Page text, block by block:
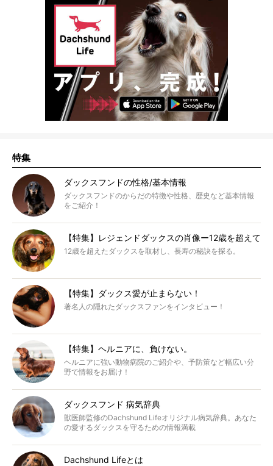
特集
ダックスフンドの性格/基本情報
ダックスフンドのからだの特徴や性格、歴史など基本情報
をご紹介！
【特集】レジェンドダックスの肖像ー12歳を超えて
12歳を超えたダックスを取材し、長寿の秘訣を探る。
【特集】ダックス愛が止まらない！
著名人の隠れたダックスファンをインタビュー！
【特集】ヘルニアに、負けない。
ヘルニアに強い動物病院のご紹介や、予防策など幅広い分
野で情報をお届け！
ダックスフンド 病気辞典
獣医師監修のDachshund Lifeオリジナル病気辞典。あなた
の愛するダックスを守るための情報満載
Dachshund Lifeとは